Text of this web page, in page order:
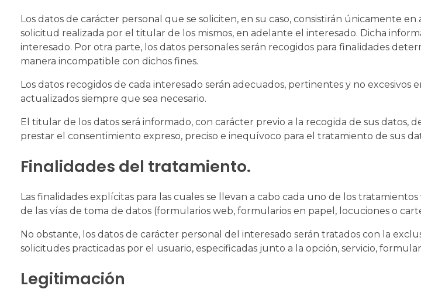
Los datos de carácter personal que se soliciten, en su caso, consistirán únicamente
solicitud realizada por el titular de los mismos, en adelante el interesado. Dicha
interesado. Por otra parte, los datos personales serán recogidos para finalidades
manera incompatible con dichos fines.
Los datos recogidos de cada interesado serán adecuados, pertinentes y no excesivos
actualizados siempre que sea necesario.
El titular de los datos será informado, con carácter previo a la recogida de sus
prestar el consentimiento expreso, preciso e inequívoco para el tratamiento de sus
Finalidades del tratamiento.
Las finalidades explícitas para las cuales se llevan a cabo cada uno de los
de las vías de toma de datos (formularios web, formularios en papel, locuciones o
No obstante, los datos de carácter personal del interesado serán tratados con la
solicitudes practicadas por el usuario, especificadas junto a la opción, servicio,
Legitimación